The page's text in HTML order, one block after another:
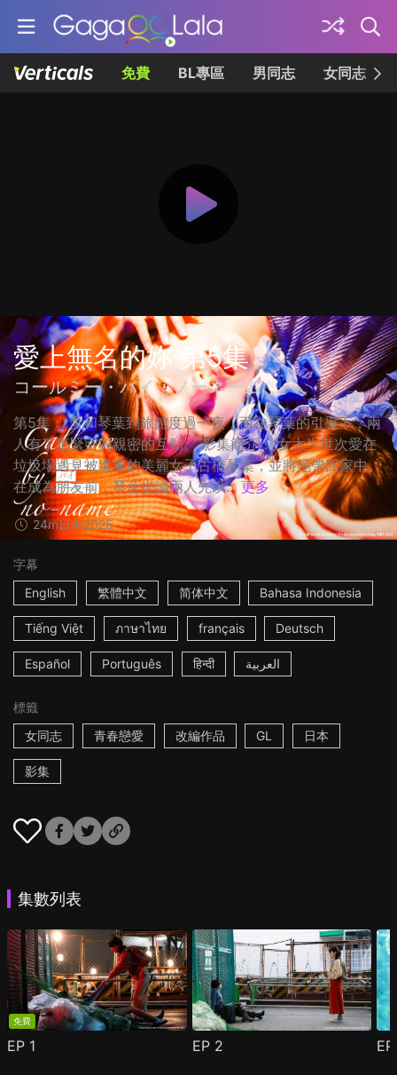
免費 BL專區 男同志 女同志
愛上無名的妳 第5集
コールミー・バイ・ノーネーム
第5集： 愛和琴葉到旅館度過一夜，而在琴葉的引導下，兩
人有了更緊密與親密的互動。 影集簡介： 女大生世次愛在
垃圾場遇見被遺棄的美麗女子古橋琴葉，並將她帶回家中。
在成為朋友前，琴葉提議兩人先以... 更多
24m日本2025
字幕
English
繁體中文 简体中文 Bahasa Indonesia
Tiếng Việt ภาษาไทย français Deutsch
Español Português हिन्दी العربية
標籤
女同志
青春戀愛 改編作品 GL 日本
影集
集數列表
免費
EP 1 EP 2